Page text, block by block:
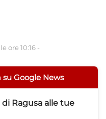
ore 10:16 -
Google News
Ragusa alle tue